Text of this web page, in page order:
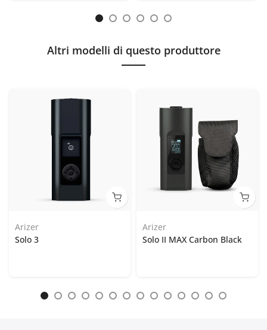
Altri modelli di questo produttore
Arizer
Solo 3
Arizer
Solo II MAX Carbon Black